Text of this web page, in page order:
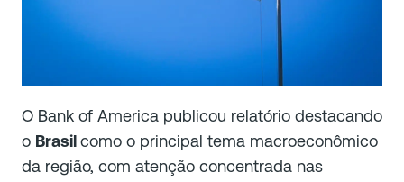
O Bank of America publicou relatório destacando
o Brasilcomo o principal tema macroeconômico
da região, com atenção concentrada nas